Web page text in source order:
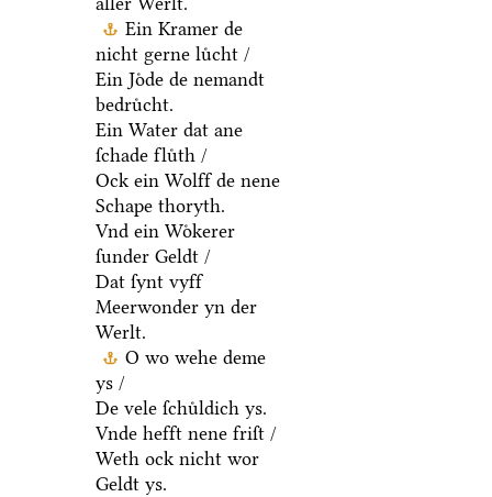
Ein Kramer de
nicht gerne luͤcht /
Ein Joͤde de nemandt
bedruͤcht.
Ein Water dat ane
ſchade fluͤth /
Ock ein Wolff de nene
Schape thoryth.
Vnd ein Woͤkerer
ſunder Geldt /
Dat ſynt vyff
Meerwonder yn der
Werlt.
O wo wehe deme
ys /
De vele ſchuͤldich ys.
Vnde hefft nene friſt /
Weth ock nicht wor
Geldt ys.